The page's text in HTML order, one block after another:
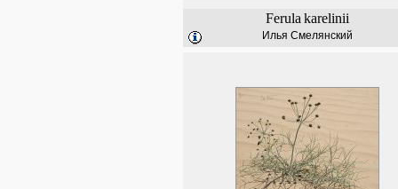
Ferula karelinii
Илья Смелянский